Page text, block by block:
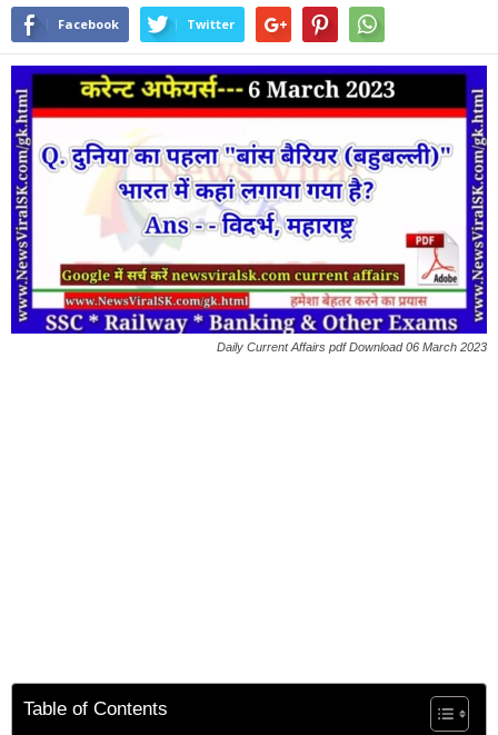
Facebook Twitter
Daily Current Affairs pdf Download 06 March 2023
Table of Contents